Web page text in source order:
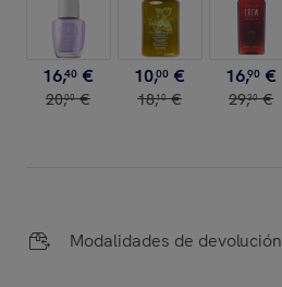
16,40 €
20,00 €
10,00 €
18,10 €
16,90 €
29,30 €
Modalidades de devolución